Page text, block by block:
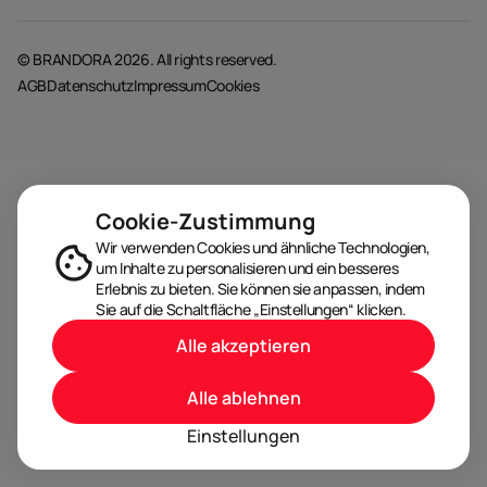
© BRANDORA 2026. All rights reserved.
AGBDatenschutzImpressumCookies
Cookie-Zustimmung
Wir verwenden Cookies und ähnliche Technologien,
um Inhalte zu personalisieren und ein besseres
Erlebnis zu bieten. Sie können sie anpassen, indem
Sie auf die Schaltfläche „Einstellungen“ klicken.
Einstellungen
Alle ablehnen
Alle akzeptieren